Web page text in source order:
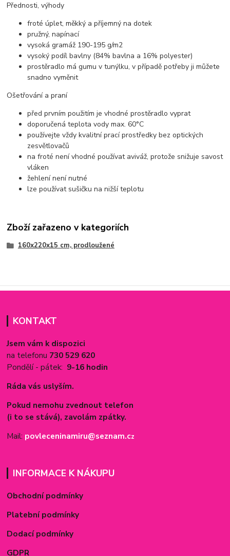
Přednosti, výhody
froté úplet, měkký a příjemný na dotek
pružný, napínací
vysoká gramáž 190-195 g/m2
vysoký podíl bavlny (84% bavlna a 16% polyester)
prostěradlo má gumu v tunýlku, v případě potřeby ji můžete
snadno vyměnit
Ošetřování a praní
před prvním použitím je vhodné prostěradlo vyprat
doporučená teplota vody max. 60°C
používejte vždy kvalitní prací prostředky bez optických
zesvětlovačů
na froté není vhodné používat aviváž, protože snižuje savost
vláken
žehlení není nutné
lze používat sušičku na nižší teplotu
Zboží zařazeno v kategoriích
160x220x15 cm, prodloužené
KONTAKT
Jsem vám k dispozici
na telefonu 730 529 620
Pondělí - pátek: 9-16 hodin
Ráda vás uslyším.
Pokud nemohu zvednout telefon
(i to se stává), zavolám zpátky.
Mail: povleceninamiru@seznam.cz
INFORMACE K NÁKUPU
Obchodní podmínky
Platební podmínky
Dodací podmínky
GDPR